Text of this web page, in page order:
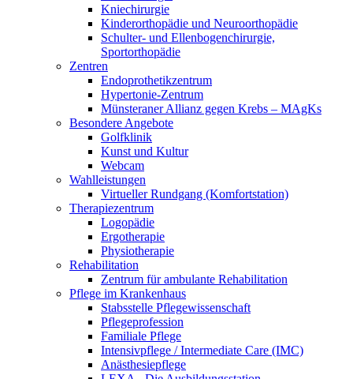
Kniechirurgie
Kinderorthopädie und Neuroorthopädie
Schulter- und Ellenbogenchirurgie,
Sportorthopädie
Zentren
Endoprothetikzentrum
Hypertonie-Zentrum
Münsteraner Allianz gegen Krebs – MAgKs
Besondere Angebote
Golfklinik
Kunst und Kultur
Webcam
Wahlleistungen
Virtueller Rundgang (Komfortstation)
Therapiezentrum
Logopädie
Ergotherapie
Physiotherapie
Rehabilitation
Zentrum für ambulante Rehabilitation
Pflege im Krankenhaus
Stabsstelle Pflegewissenschaft
Pflegeprofession
Familiale Pflege
Intensivpflege / Intermediate Care (IMC)
Anästhesiepflege